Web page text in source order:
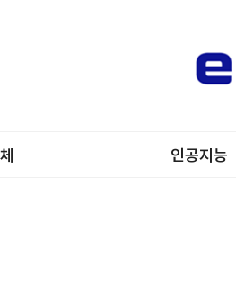
인공지능